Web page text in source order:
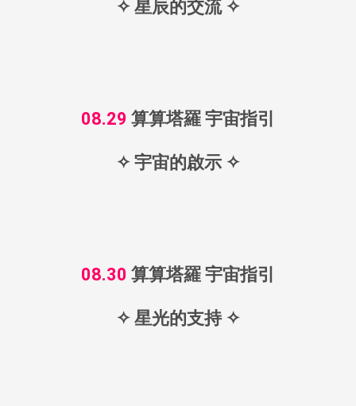
✧ 星辰的交流 ✧
08.29 算算塔羅 宇宙指引
✧ 宇宙的啟示 ✧
08.30 算算塔羅 宇宙指引
✧ 星光的支持 ✧